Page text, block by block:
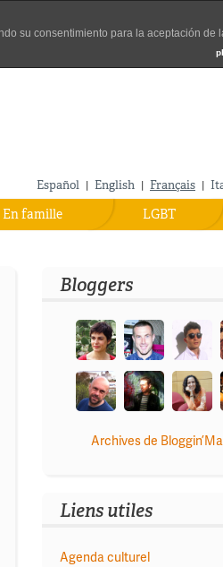
su consentimiento para la aceptación de
Español | English | Français |
LGBT
En famille
Bloggers
Archives de
Liens utiles
Agenda culturel